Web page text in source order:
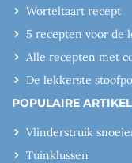
Worteltaart recept
5 recepten voor de
Alle recepten met
De lekkerste
POPULAIRE
Vlinderstruik
Tuinklussen